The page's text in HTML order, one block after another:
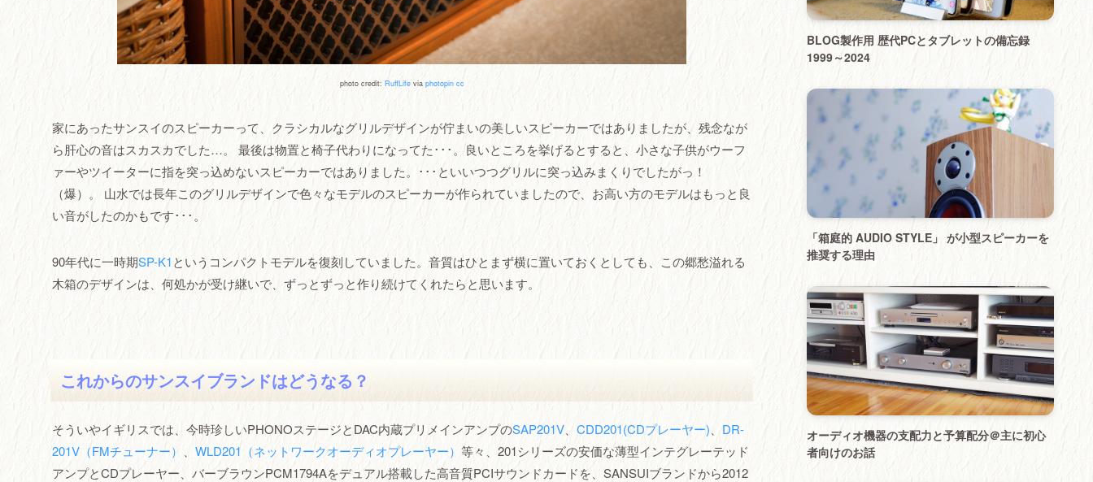
photo credit: RuffLifevia photopin cc
家にあったサンスイのスピーカーって、クラシカルなグリルデザインが佇まいの美しいスピーカーではありましたが、残念なが
ら肝心の音はスカスカでした…。 最後は物置と椅子代わりになってた･･･。良いところを挙げるとすると、小さな子供がウーフ
ァーやツイーターに指を突っ込めないスピーカーではありました。･･･といいつつグリルに突っ込みまくりでしたがっ！
（爆）。 山水では長年このグリルデザインで色々なモデルのスピーカーが作られていましたので、お高い方のモデルはもっと良
い音がしたのかもです･･･。
90年代に一時期SP-K1というコンパクトモデルを復刻していました。音質はひとまず横に置いておくとしても、この郷愁溢れる
木箱のデザインは、何処かが受け継いで、ずっとずっと作り続けてくれたらと思います。
これからのサンスイブランドはどうなる？
そういやイギリスでは、今時珍しいPHONOステージとDAC内蔵プリメインアンプのSAP201V CDD201(CDプレーヤー)
DR-
201V（FMチューナー）
WLD201（ネットワークオーディオプレーヤー） 等々、201シリーズの安価な薄型インテグレーテッド
アンプとCDプレーヤー、バーブラウンPCM1794Aをデュアル搭載した高音質PCIサウンドカードを、SANSUIブランドから2012
BLOG製作用 歴代PCとタブレットの備忘録
1999～2024
「箱庭的 AUDIO STYLE」 が小型スピーカーを
推奨する理由
オーディオ機器の支配力と予算配分＠主に初心
者向けのお話